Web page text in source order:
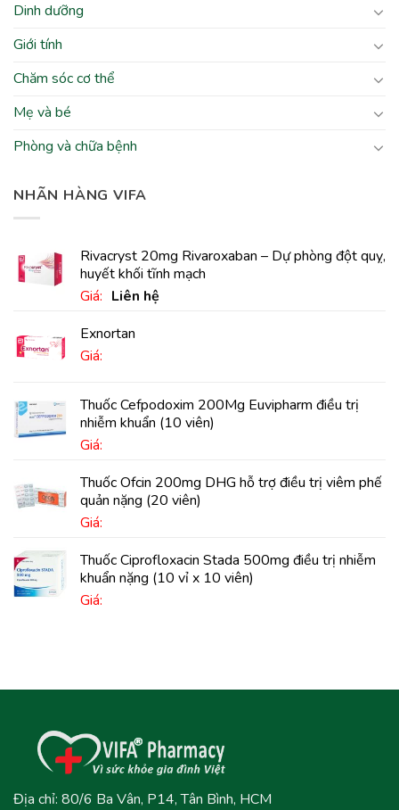
Dinh dưỡng
Giới tính
Chăm sóc cơ thể
Mẹ và bé
Phòng và chữa bệnh
NHÃN HÀNG VIFA
Rivacryst 20mg Rivaroxaban – Dự phòng đột quỵ,
huyết khối tĩnh mạch
Giá: Liên hệ
Exnortan
Giá:
Thuốc Cefpodoxim 200Mg Euvipharm điều trị
nhiễm khuẩn (10 viên)
Giá:
Thuốc Ofcin 200mg DHG hỗ trợ điều trị viêm phế
quản nặng (20 viên)
Giá:
Thuốc Ciprofloxacin Stada 500mg điều trị nhiễm
khuẩn nặng (10 vỉ x 10 viên)
Giá:
Địa chỉ: 80/6 Ba Vân, P14, Tân Bình, HCM